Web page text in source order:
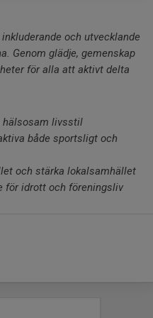
och utvecklande
Genom glädje, gemenskap
för alla att aktivt delta
hälsosam livsstil
både sportsligt och
och stärka lokalsamhället
idrott och föreningsliv